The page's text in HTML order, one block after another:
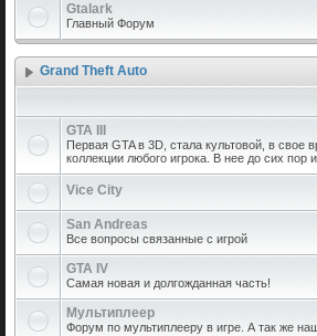
Gtalark
Главный Форум
Grand Theft Auto
GTA III
Первая GTA в 3D, стала культовой, в свое
коллекции любого игрока. В нее до сих пор
Vice City
San Andreas
Все вопросы связанные с игрой
GTA IV
Самая новая и долгожданная часть!
Мультиплеер
Форум по мультиплееру в игре. А так же